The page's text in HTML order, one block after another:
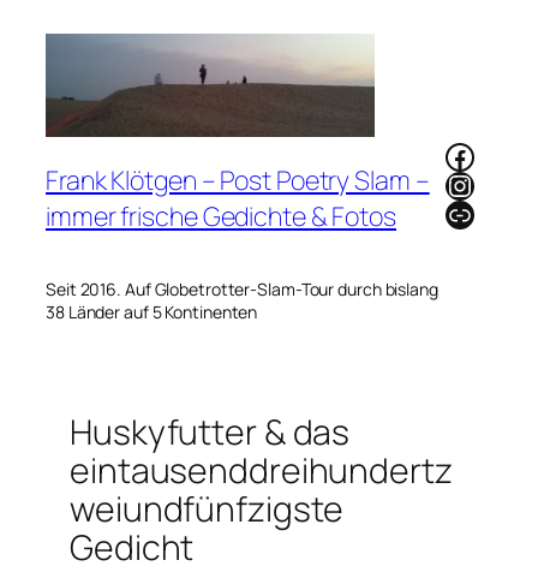
Frank Klötgen – Post Poetry Slam –
immer frische Gedichte & Fotos
Seit 2016. Auf Globetrotter-Slam-Tour durch bislang
38 Länder auf 5 Kontinenten
Link
Huskyfutter & das
eintausenddreihundertz
weiundfünfzigste
Gedicht